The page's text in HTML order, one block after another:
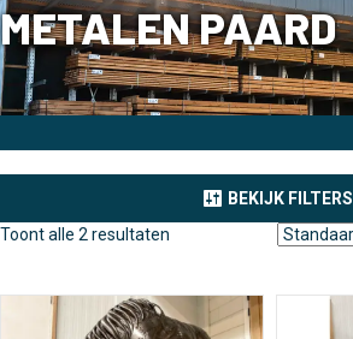
METALEN PAARD
BEKIJK FILTERS
Toont alle 2 resultaten